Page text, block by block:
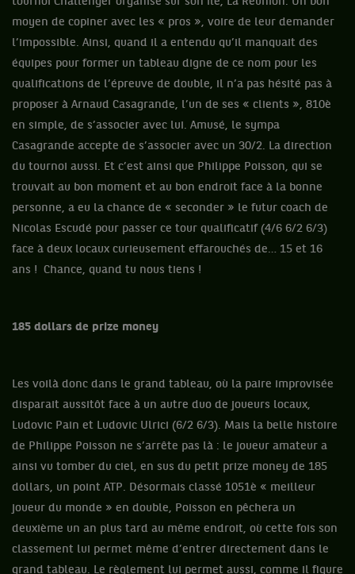
moyen de copiner avec les « pros », voire de leur demander
l’impossible. Ainsi, quand il a entendu qu’il manquait des
équipes pour former un tableau digne de ce nom pour les
qualifications de l’épreuve de double, il n’a pas hésité pas à
proposer à Arnaud Casagrande, l’un de ses « clients », 810è
en simple, de s’associer avec lui. Amusé, le sympa
Casagrande accepte de s’associer avec un 30/2. La direction
du tournoi aussi. Et c’est ainsi que Philippe Poisson, qui se
trouvait au bon moment et au bon endroit face à la bonne
personne, a eu la chance de « seconder » le futur coach de
Nicolas Escudé pour passer ce tour qualificatif (4/6 6/2 6/3)
face à deux locaux curieusement effarouchés de… 15 et 16
ans ! Chance, quand tu nous tiens !
185 dollars de prize money
Les voilà donc dans le grand tableau, où la paire improvisée
disparait aussitôt face à un autre duo de joueurs locaux,
Ludovic Pain et Ludovic Ulrici (6/2 6/3). Mais la belle histoire
de Philippe Poisson ne s’arrête pas là : le joueur amateur a
ainsi vu tomber du ciel, en sus du petit prize money de 185
dollars, un point ATP. Désormais classé 1051è « meilleur
joueur du monde » en double, Poisson en pêchera un
deuxième un an plus tard au même endroit, où cette fois son
classement lui permet même d’entrer directement dans le
grand tableau. Le règlement lui permet aussi, comme il figure